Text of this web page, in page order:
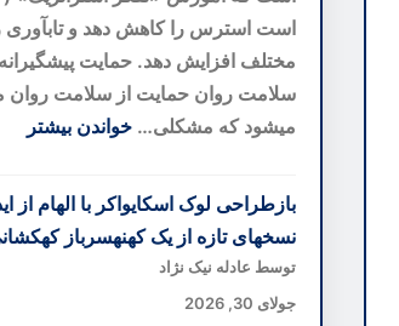
تاکستان
اختصاصی
در
قلب
توسکانی
است استرس را کاهش دهد و تابآوری
مختلف افزایش دهد. حمایت
سلامت روان حمایت از سلامت روان
میشود که مشکلی… خواندن بیشتر
برنامه
سلامت
روان
آنلاین؛
بازطراحی لوک اسکایواکر با الهام از
نسخهای تازه از یک کهنهسرباز
توسط عادله نیک نژاد
جولای 30, 2026